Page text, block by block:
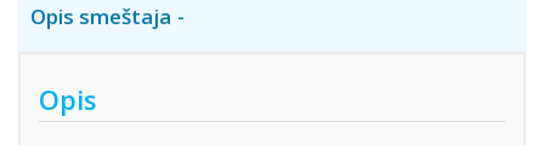
Opis smeštaja
Opis